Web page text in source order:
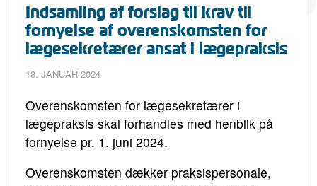
Indsamling af forslag til krav til
fornyelse af overenskomsten for
lægesekretærer ansat i lægepraksis
18. JANUAR 2024
Overenskomsten for lægesekretærer i
lægepraksis skal forhandles med henblik på
fornyelse pr. 1. juni 2024.
Overenskomsten dækker praksispersonale,